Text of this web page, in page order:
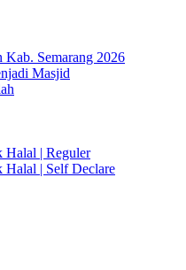
Kab. Semarang 2026
Masjid
Halal | Reguler
Halal | Self Declare